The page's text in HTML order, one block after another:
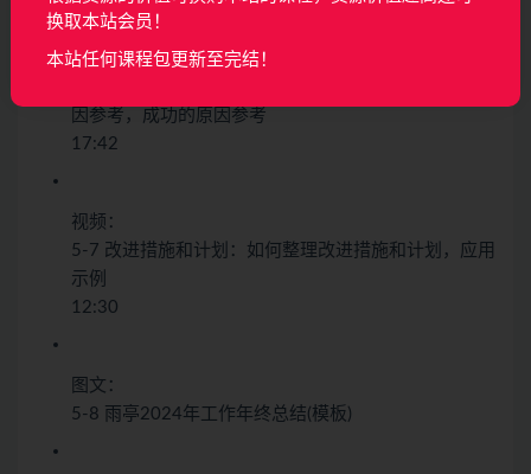
视频：
因参考，成功的原因参考
17:42
视频：
5-7 改进措施和计划：如何整理改进措施和计划，应用
示例
12:30
图文：
5-8 雨亭2024年工作年终总结(模板)
换取本站会员！
本站任何课程包更新至完结！